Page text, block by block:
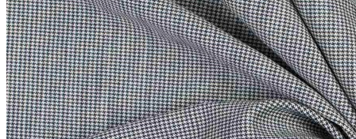
В наличии 11 м
хлопок 100%
155 смсерый
2 200₽
за м
Купить